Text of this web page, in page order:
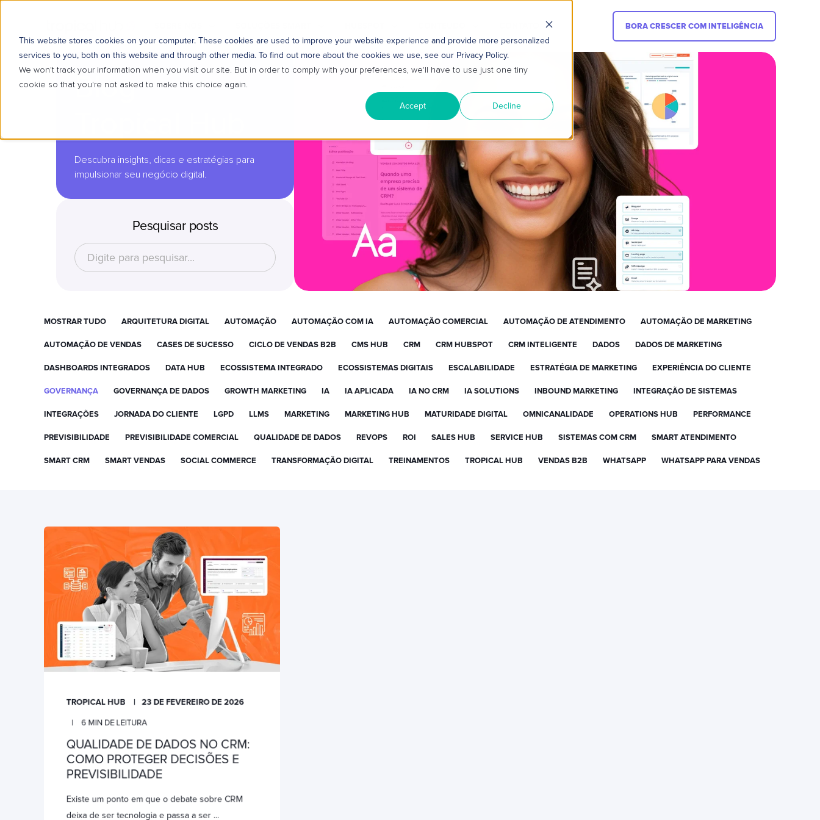
This website stores cookies on your computer. These cookies are used to improve your website experience and provide more personalized
services to you, both on this website and through other media. To find out more about the cookies we use, see our Privacy Policy.
We won't track your information when you visit our site. But in order to comply with your preferences, we'll have to use just one tiny
cookie so that you're not asked to make this choice again.
Accept Decline
BORA CRESCER COM INTELIGÊNCIA
Blog
Descubra insights, dicas e estratégias para
impulsionar seu negócio digital.
Pesquisar posts
MOSTRAR TUDO ARQUITETURA DIGITAL AUTOMAÇÃO AUTOMAÇÃO COM IA AUTOMAÇÃO COMERCIAL AUTOMAÇÃO DE ATENDIMENTO AUTOMAÇÃO DE MARKETING
AUTOMAÇÃO DE VENDAS CASES DE SUCESSO CICLO DE VENDAS B2B CMS HUB CRM CRM HUBSPOT CRM INTELIGENTE DADOS DADOS DE MARKETING
DASHBOARDS INTEGRADOS DATA HUB ECOSSISTEMA INTEGRADO ECOSSISTEMAS DIGITAIS ESCALABILIDADE ESTRATÉGIA DE MARKETING EXPERIÊNCIA DO CLIENTE
GOVERNANÇA GOVERNANÇA DE DADOS GROWTH MARKETING IA IA APLICADA IA NO CRM IA SOLUTIONS INBOUND MARKETING INTEGRAÇÃO DE SISTEMAS
INTEGRAÇÕES JORNADA DO CLIENTE LGPD LLMS MARKETING MARKETING HUB MATURIDADE DIGITAL OMNICANALIDADE OPERATIONS HUB PERFORMANCE
PREVISIBILIDADE PREVISIBILIDADE COMERCIAL QUALIDADE DE DADOS REVOPS ROI SALES HUB SERVICE HUB SISTEMAS COM CRM SMART ATENDIMENTO
SMART CRM SMART VENDAS SOCIAL COMMERCE TRANSFORMAÇÃO DIGITAL TREINAMENTOS TROPICAL HUB VENDAS B2B WHATSAPP WHATSAPP PARA VENDAS
TROPICAL HUB 23 DE FEVEREIRO DE 2026
6 MIN DE LEITURA
QUALIDADE DE DADOS NO CRM:
COMO PROTEGER DECISÕES E
PREVISIBILIDADE
Existe um ponto em que o debate sobre CRM
deixa de ser tecnologia e passa a ser ...